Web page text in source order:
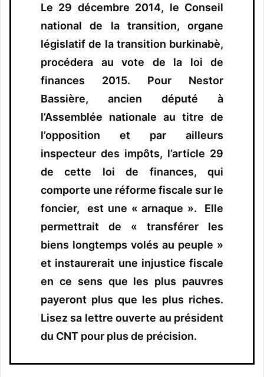
Le 29 décembre 2014, le Conseil
national de la transition, organe
législatif de la transition burkinabè,
procédera au vote de la loi de
finances 2015. Pour Nestor
Bassière, ancien député à
l’Assemblée nationale au titre de
l’opposition et par ailleurs
inspecteur des impôts, l’article 29
de cette loi de finances, qui
comporte une réforme fiscale sur le
foncier, est une « arnaque ». Elle
permettrait de « transférer les
biens longtemps volés au peuple »
et instaurerait une injustice fiscale
en ce sens que les plus pauvres
payeront plus que les plus riches.
Lisez sa lettre ouverte au président
du CNT pour plus de précision.